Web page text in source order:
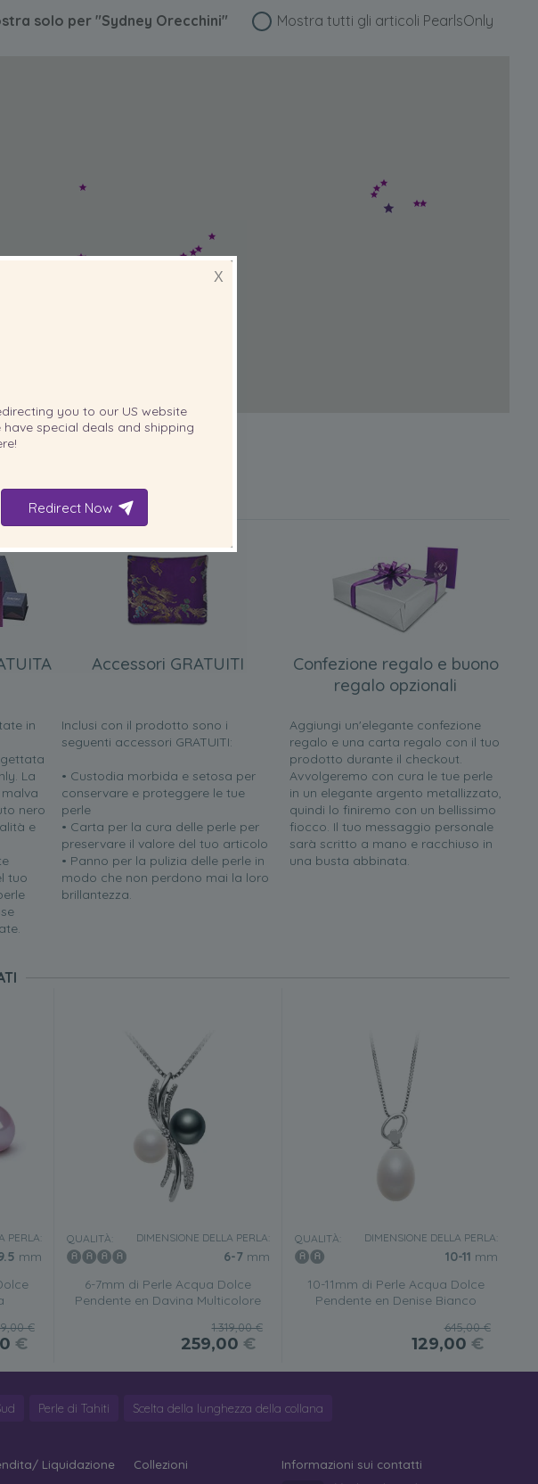
solo per "Sydney Orecchini" Mostra tutti gli articoli PearlsOnly
in
La
nero
e
tuo
Accessori GRATUITI
Inclusi con il prodotto sono i
seguenti accessori GRATUITI:
• Custodia morbida e setosa per
conservare e proteggere le tue
perle
• Carta per la cura delle perle per
preservare il valore del tuo articolo
• Panno per la pulizia delle perle in
modo che non perdono mai la loro
brillantezza.
Confezione regalo e buono
regalo opzionali
Aggiungi un'elegante confezione
regalo e una carta regalo con il tuo
prodotto durante il checkout.
Avvolgeremo con cura le tue perle
in un elegante argento metallizzato,
quindi lo finiremo con un bellissimo
fiocco. Il tuo messaggio personale
sarà scritto a mano e racchiuso in
una busta abbinata.
PERLA:
mm
€
€
QUALITÀ: DIMENSIONE DELLA PERLA:
6-7 mm
6-7mm di Perle Acqua Dolce
Pendente en Davina Multicolore
1.319,00 €
259,00 €
QUALITÀ: DIMENSIONE DELLA PERLA:
10-11 mm
10-11mm di Perle Acqua Dolce
Pendente en Denise Bianco
645,00 €
129,00 €
Perle di Tahiti Scelta della lunghezza della collana
Liquidazione Collezioni
Informazioni sui contatti
X
you to our US website
have special deals and shipping
Redirect Now